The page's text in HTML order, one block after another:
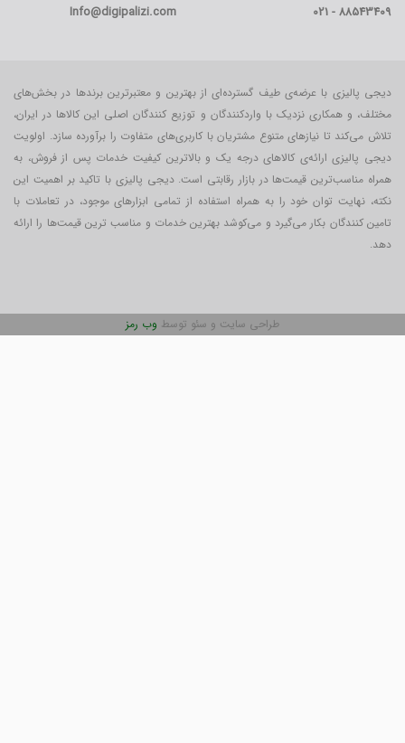
88543409 - 021
Info@digipalizi.com
دیجی پالیزی با عرضه‌ی طیف گسترده‌ای از بهترین و معتبرترین برندها در بخش‌های
مختلف، و همکاری نزدیک با واردکنندگان و توزیع کنندگان اصلی این کالاها در ایران،
تلاش می‌کند تا نیازهای متنوع مشتریان با کاربری‌‌های متفاوت را برآورده سازد. اولویت
دیجی پالیزی ارائه‌ی کالاهای درجه یک و بالاترین کیفیت خدمات پس از فروش، به
همراه مناسب‌ترین قیمت‌ها در بازار رقابتی است. دیجی پالیزی با تاکید بر اهمیت این
نکته، نهایت توان خود را به همراه استفاده از تمامی ابزارهای موجود، در تعاملات با
تامین کنندگان بکار می‎‌گیرد و می‌کوشد بهترین خدمات و مناسب ترین قیمت‌ها را ارائه
دهد.
طراحی سایت و سئو توسط وب رمز